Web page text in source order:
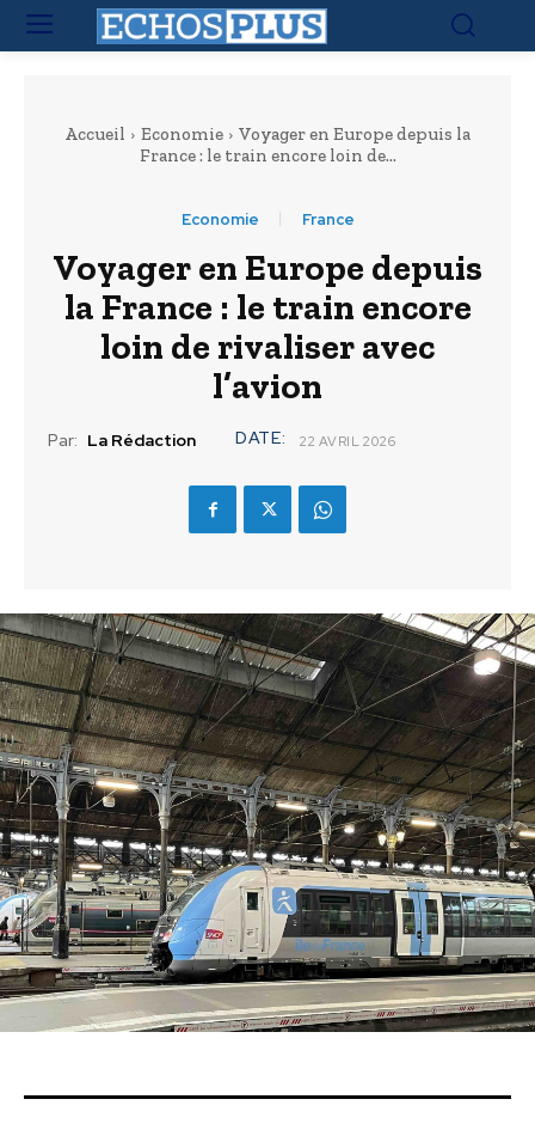
Accueil Economie
Voyager en Europe depuis la
France : le train encore loin de...
Economie France
Voyager en Europe depuis
la France : le train encore
loin de rivaliser avec
l’avion
Par: La Rédaction DATE: 22 AVRIL 2026